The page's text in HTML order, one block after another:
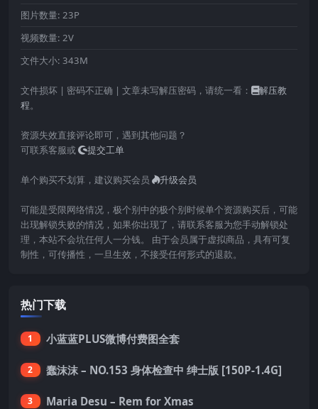
图片数量: 23P
视频数量: 2V
文件大小: 343M
文件损坏 | 密码不正确 | 文章未写解压密码，请统一看：
解压教
程。
资源失效直接评论即可，遇到其他问题？
可联系客服或
提交工单
单个购买不划算，建议购买会员 升级会员
可能是受限网络情况，极个别中的极个别时候单个资源购买后，可能
出现解锁失败的情况，如果你出现了，请联系客服为您手动解锁处
理，本站不会坑任何人一分钱。 由于会员属于虚拟商品，具有可复
制性，可传播性，一旦生效，不接受任何形式的退款。
热门下载
1 小蓝蓝PLUS微博付费图全套
2 蠢沫沫 – NO.153 身体检查中 绅士版 [150P-1.4G]
3 Maria Desu – Rem for Xmas